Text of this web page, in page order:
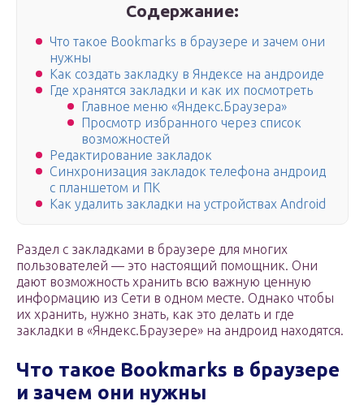
Содержание:
Что такое Bookmarks в браузере и зачем они
нужны
Как создать закладку в Яндексе на андроиде
Где хранятся закладки и как их посмотреть
Главное меню «Яндекс.Браузера»
Просмотр избранного через список
возможностей
Редактирование закладок
Синхронизация закладок телефона андроид
с планшетом и ПК
Как удалить закладки на устройствах Android
Раздел с закладками в браузере для многих
пользователей — это настоящий помощник. Они
дают возможность хранить всю важную ценную
информацию из Сети в одном месте. Однако чтобы
их хранить, нужно знать, как это делать и где
закладки в «Яндекс.Браузере» на андроид находятся.
Что такое Bookmarks в браузере
и зачем они нужны